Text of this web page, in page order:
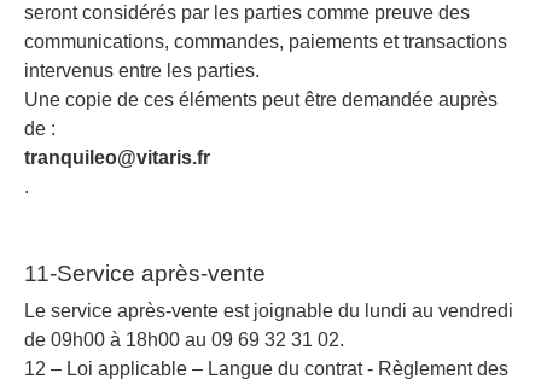
seront considérés par les parties comme preuve des
communications, commandes, paiements et transactions
intervenus entre les parties.
Une copie de ces éléments peut être demandée auprès
de :
tranquileo@vitaris.fr
.
11-Service après-vente
Le service après-vente est joignable du lundi au vendredi
de 09h00 à 18h00 au 09 69 32 31 02.
12 – Loi applicable – Langue du contrat - Règlement des